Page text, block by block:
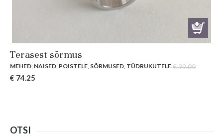
Terasest sõrmus
MEHED NAISED POISTELE SÕRMUSED TÜDRUKUTELE.€99.00
Original
€ 74.25
OTSI